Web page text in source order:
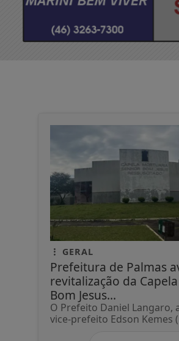
GERAL
Prefeitura de Palmas
revitalização da
Bom Jesus...
O Prefeito Daniel Langaro,
vice-prefeito Edson Kemes